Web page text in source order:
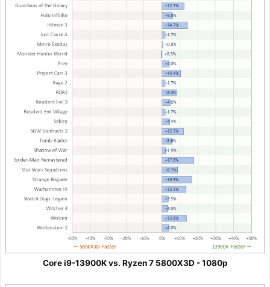
Core i9-13900K vs. Ryzen 7 5800X3D - 1080p